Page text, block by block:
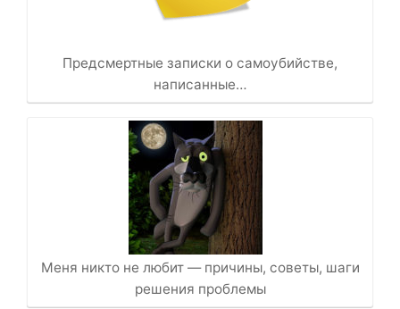
Предсмертные записки о самоубийстве,
написанные…
Меня никто не любит — причины, советы, шаги
решения проблемы